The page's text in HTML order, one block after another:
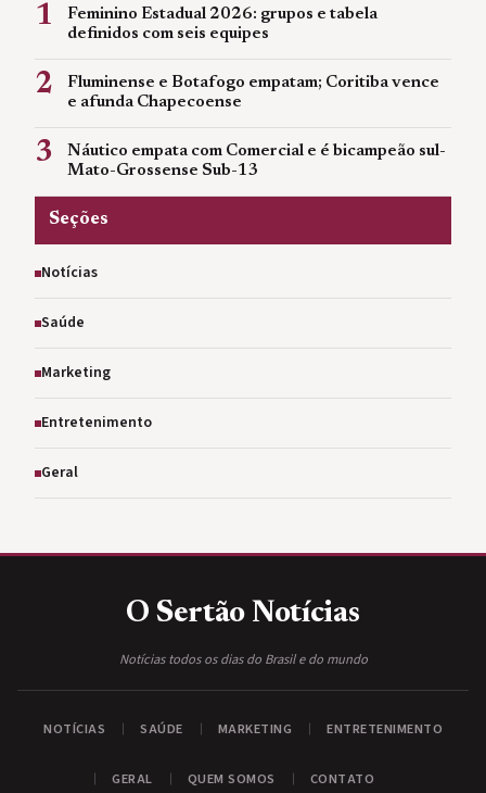
1
Feminino Estadual 2026: grupos e tabela
definidos com seis equipes
2
Fluminense e Botafogo empatam; Coritiba vence
e afunda Chapecoense
3
Náutico empata com Comercial e é bicampeão sul-
Mato-Grossense Sub-13
Seções
Notícias
Saúde
Marketing
Entretenimento
Geral
O Sertão Notícias
Notícias todos os dias do Brasil e do mundo
NOTÍCIAS SAÚDE MARKETING ENTRETENIMENTO
GERAL QUEM SOMOS CONTATO